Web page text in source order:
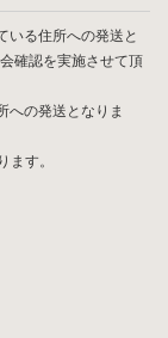
いる住所への発送と
確認を実施させて頂
への発送となりま
す。